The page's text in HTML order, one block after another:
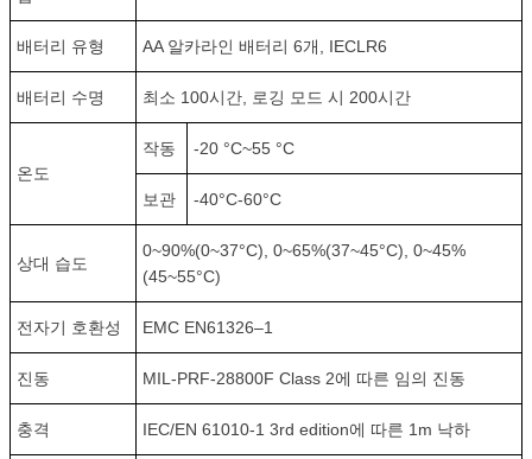
배터리 유형 AA 알카라인 배터리 6개, IECLR6
배터리 수명 최소 100시간, 로깅 모드 시 200시간
온도
작동 -20 °C~55 °C
보관 -40°C-60°C
상대 습도
0~90%(0~37°C), 0~65%(37~45°C), 0~45%
(45~55°C)
전자기 호환성 EMC EN61326–1
진동 MIL-PRF-28800F Class 2에 따른 임의 진동
충격 IEC/EN 61010-1 3rd edition에 따른 1m 낙하